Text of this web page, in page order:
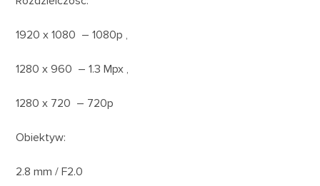
1920 x 1080 – 1080p ,
1280 x 960 – 1.3 Mpx ,
1280 x 720 – 720p
Obiektyw:
2.8 mm / F2.0